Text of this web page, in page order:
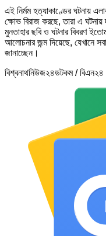
এই নির্মম হত্যাকাণ্ডের ঘটনায়
ক্ষোভ বিরাজ করছে, তারা এ ঘটনায়
মুনতাহার ছবি ও ঘটনার বিবরণ
আলোচনার জন্ম দিয়েছে, যেখানে
জানাচ্ছেন।
বিশ্বনাথনিউজ২৪ডটকম / বিএন২৪